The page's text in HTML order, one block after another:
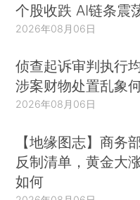
个股收跌 AI链条震
2026年08月06日
侦查起诉审判执行
涉案财物处置乱象
2026年08月06日
【地缘图志】商务
反制清单，黄金大
如何